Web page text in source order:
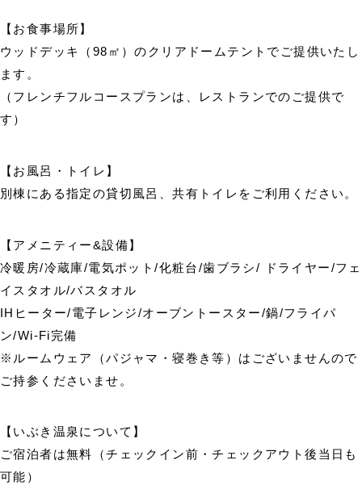
【お食事場所】
ウッドデッキ（98㎡）のクリアドームテントでご提供いたし
ます。
（フレンチフルコースプランは、レストランでのご提供で
す）
【お風呂・トイレ】
別棟にある指定の貸切風呂、共有トイレをご利用ください。
【アメニティー&設備】
冷暖房/冷蔵庫/電気ポット/化粧台/歯ブラシ/ ドライヤー/フェ
イスタオル/バスタオル
IHヒーター/電子レンジ/オーブントースター/鍋/フライパ
ン/Wi-Fi完備
※ルームウェア（パジャマ・寝巻き等）はございませんので
ご持参くださいませ。
【いぶき温泉について】
ご宿泊者は無料（チェックイン前・チェックアウト後当日も
可能）